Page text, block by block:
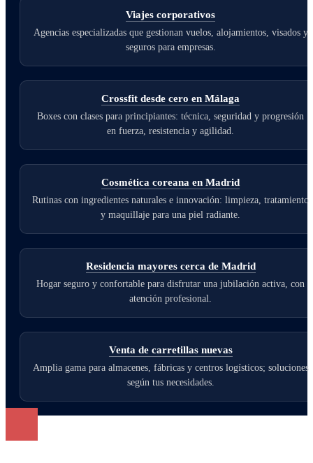
Viajes corporativos
Agencias especializadas que gestionan vuelos, alojamientos, visados y
seguros para empresas.
Crossfit desde cero en Málaga
Boxes con clases para principiantes: técnica, seguridad y progresión
en fuerza, resistencia y agilidad.
Cosmética coreana en Madrid
Rutinas con ingredientes naturales e innovación: limpieza, tratamiento
y maquillaje para una piel radiante.
Residencia mayores cerca de Madrid
Hogar seguro y confortable para disfrutar una jubilación activa, con
atención profesional.
Venta de carretillas nuevas
Amplia gama para almacenes, fábricas y centros logísticos; soluciones
según tus necesidades.